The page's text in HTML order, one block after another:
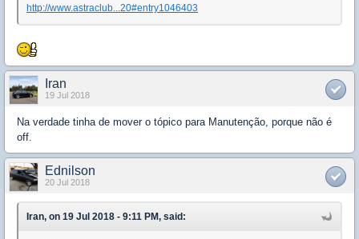
http://www.astraclub...20#entry1046403
Iran
19 Jul 2018
Na verdade tinha de mover o tópico para Manutenção, porque não é
off.
Ednilson
20 Jul 2018
Iran, on 19 Jul 2018 - 9:11 PM, said: